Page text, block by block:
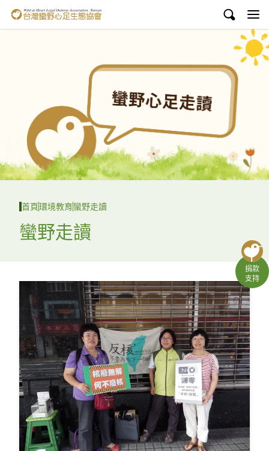
台灣蠻野心足生態協會
白海豚媽祖宮
支持蠻野
English
臉書
YouTube
捐款
支持
首頁環境教育蠻野走讀
蠻野走讀